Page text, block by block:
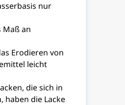
nur
Maß an
Erodieren von
leicht
die sich in
haben die Lacke